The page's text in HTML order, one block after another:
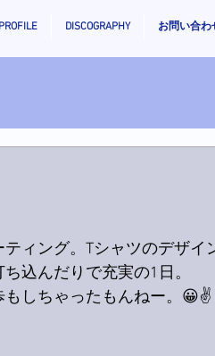
PROFILE DISCOGRAPHY お問い合わ
ィング。Tシャツのデザイ
込んだりで充実の1日。
しちゃったもんねー。😀✌️